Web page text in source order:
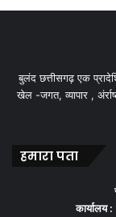
बुलंद छत्तीसगढ़ एक
खेल -जगत, व्यापार ,
हमारा पता
कार्यालय :